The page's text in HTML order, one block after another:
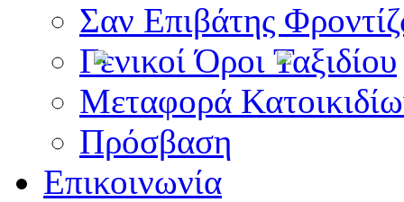
Σαν Επιβάτης
Γενικοί Όροι Ταξιδίου
Μεταφορά
Πρόσβαση
Επικοινωνία